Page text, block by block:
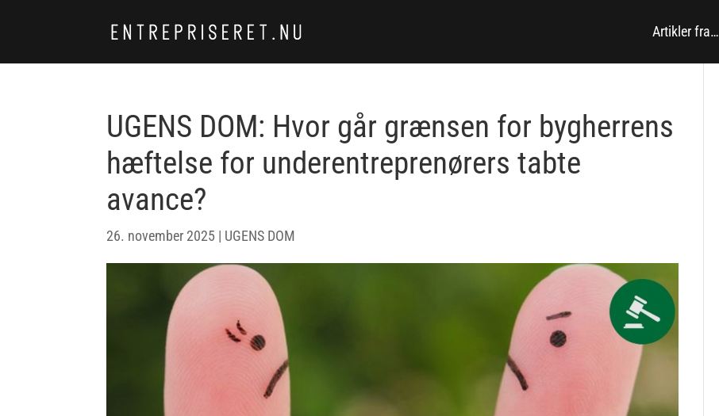
Artikler fra…
UGENS DOM: Hvor går grænsen for bygherrens
hæftelse for underentreprenørers tabte
avance?
26. november 2025 | UGENS DOM